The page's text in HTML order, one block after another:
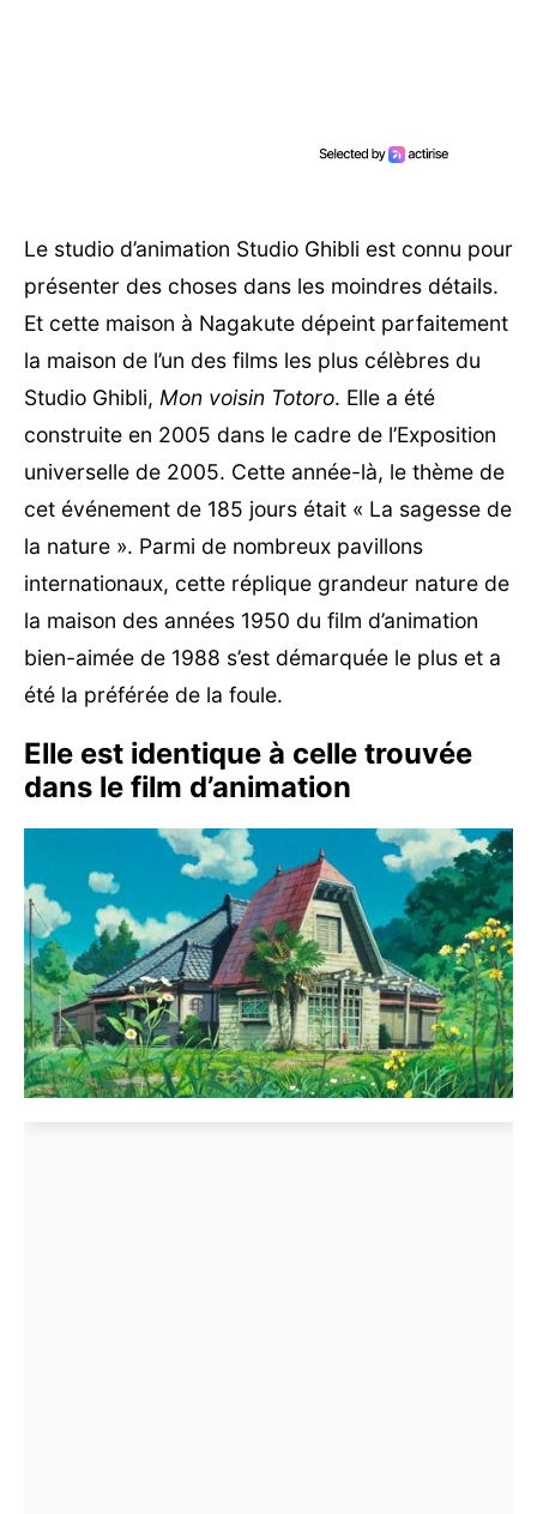
Le studio d’animation Studio Ghibli est connu pour
présenter des choses dans les moindres détails.
Et cette maison à Nagakute dépeint parfaitement
la maison de l’un des films les plus célèbres du
Studio Ghibli, Mon voisin Totoro. Elle a été
construite en 2005 dans le cadre de l’Exposition
universelle de 2005. Cette année-là, le thème de
cet événement de 185 jours était « La sagesse de
la nature ». Parmi de nombreux pavillons
internationaux, cette réplique grandeur nature de
la maison des années 1950 du film d’animation
bien-aimée de 1988 s’est démarquée le plus et a
été la préférée de la foule.
Elle est identique à celle trouvée
dans le film d’animation